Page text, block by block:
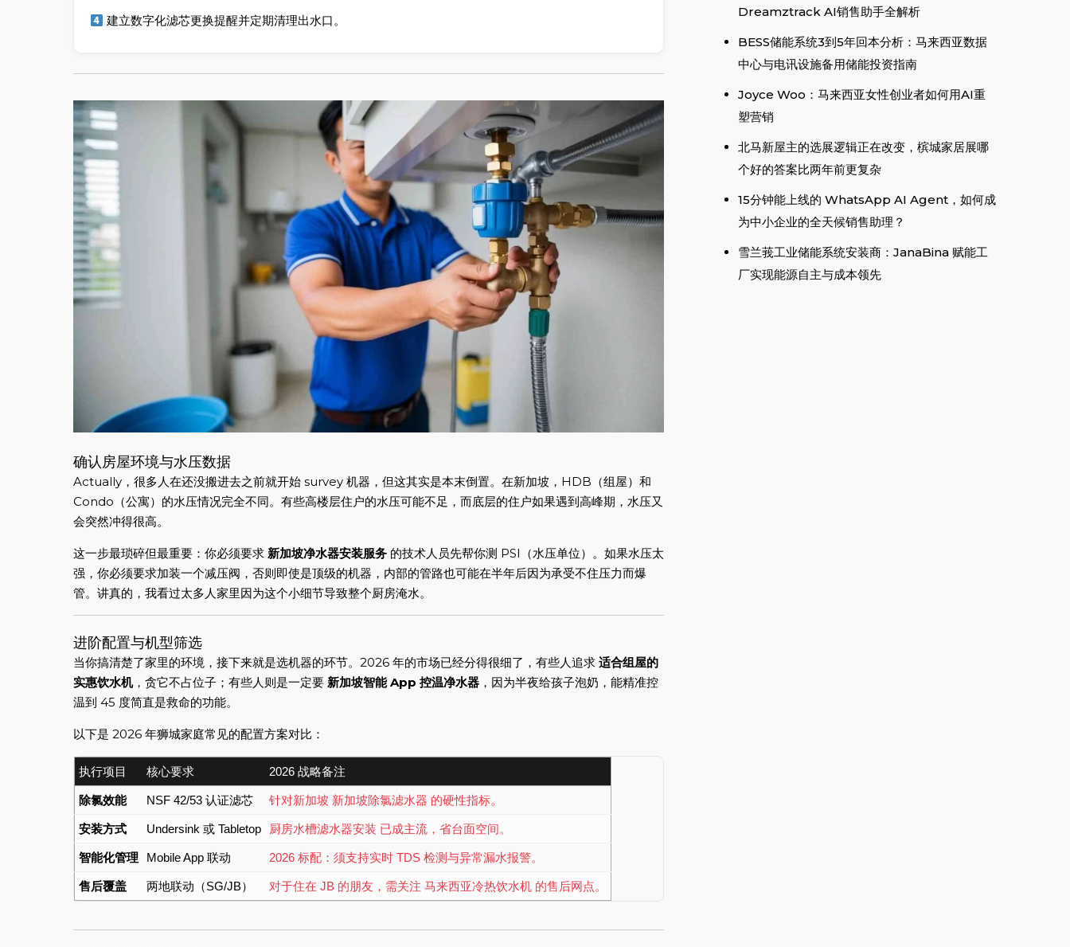
建立数字化滤芯更换提醒并定期清理出水口。
确认房屋环境与水压数据
Actually，很多人在还没搬进去之前就开始 survey 机器，但这其实是本末倒置。在新加坡，HDB（组屋）和
Condo（公寓）的水压情况完全不同。有些高楼层住户的水压可能不足，而底层的住户如果遇到高峰期，水压又
会突然冲得很高。
这一步最琐碎但最重要：你必须要求 新加坡净水器安装服务 的技术人员先帮你测 PSI（水压单位）。如果水压太
强，你必须要求加装一个减压阀，否则即使是顶级的机器，内部的管路也可能在半年后因为承受不住压力而爆
管。讲真的，我看过太多人家里因为这个小细节导致整个厨房淹水。
进阶配置与机型筛选
当你搞清楚了家里的环境，接下来就是选机器的环节。2026 年的市场已经分得很细了，有些人追求 适合组屋的
实惠饮水机，贪它不占位子；有些人则是一定要 新加坡智能 App 控温净水器 ，因为半夜给孩子泡奶，能精准控
温到 45 度简直是救命的功能。
以下是 2026 年狮城家庭常见的配置方案对比：
执行项目 核心要求 2026 战略备注
除氯效能 NSF 42/53 认证滤芯 针对新加坡 新加坡除氯滤水器 的硬性指标。
安装方式 Undersink 或 Tabletop 厨房水槽滤水器安装 已成主流，省台面空间。
智能化管理 Mobile App 联动 2026 标配：须支持实时 TDS 检测与异常漏水报警。
售后覆盖 两地联动（SG/JB） 对于住在 JB 的朋友，需关注 马来西亚冷热饮水机 的售后网点。
Dreamztrack AI销售助手全解析
BESS储能系统3到5年回本分析：马来西亚数据
中心与电讯设施备用储能投资指南
Joyce Woo：马来西亚女性创业者如何用AI重
塑营销
北马新屋主的选展逻辑正在改变，槟城家居展哪
个好的答案比两年前更复杂
15分钟能上线的 WhatsApp AI Agent，如何成
为中小企业的全天候销售助理？
雪兰莪工业储能系统安装商：JanaBina 赋能工
厂实现能源自主与成本领先